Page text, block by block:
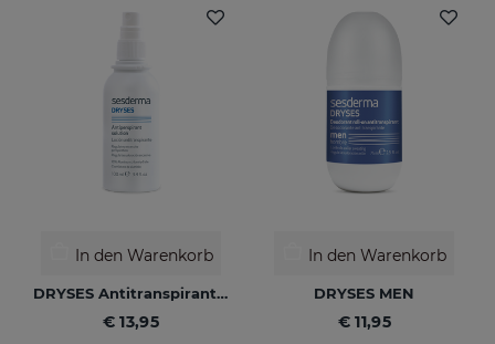
In den Warenkorb
DRYSES Antitranspirant-Lösung
€ 13,95
In den Warenkorb
DRYSES MEN
€ 11,95